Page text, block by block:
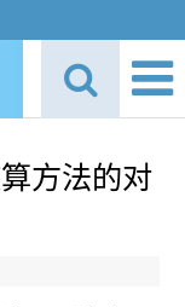
方法的对